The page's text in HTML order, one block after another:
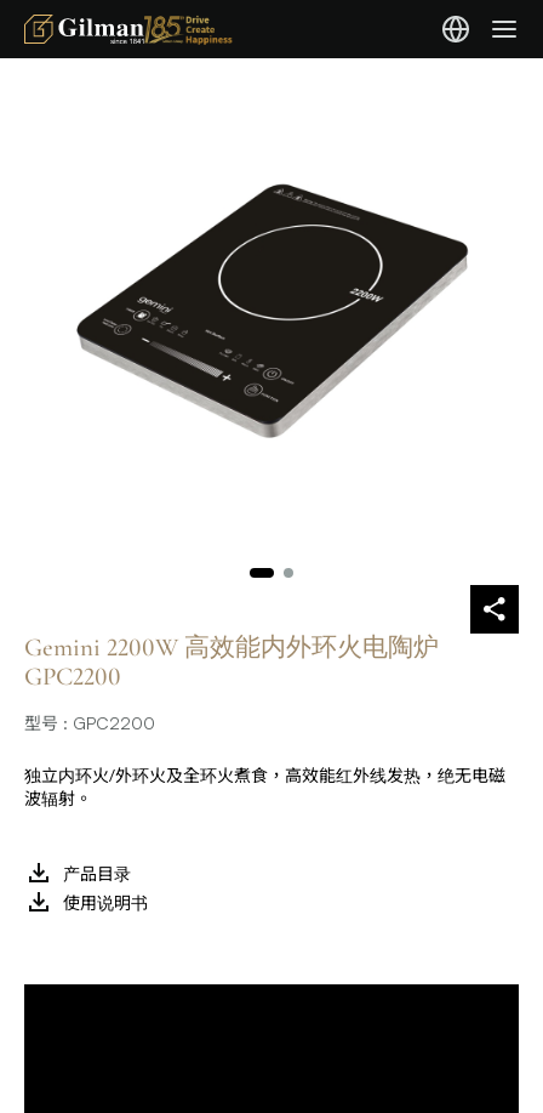
Gemini 2200W 高效能内外环火电陶炉
GPC2200
型号 : GPC2200
独立内环火/外环火及全环火煮食，高效能红外线发热，绝无电磁
波辐射。
产品目录
使用说明书